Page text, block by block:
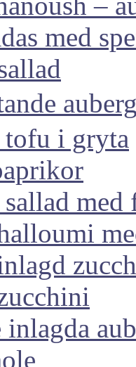
med
tofu i gryta
med